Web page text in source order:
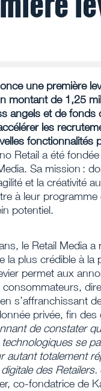
une première
montant de 1,25
angels et de fonds
les
fonctionnalités
Retail a été
Sa mission :
et la créativité
à leur programme
potentiel.
le Retail Media a
la plus crédible à la
permet aux
consommateurs,
s’affranchissant
privée, fin
de constater
se
autant totalement
des Retailers.
co-fondatrice de